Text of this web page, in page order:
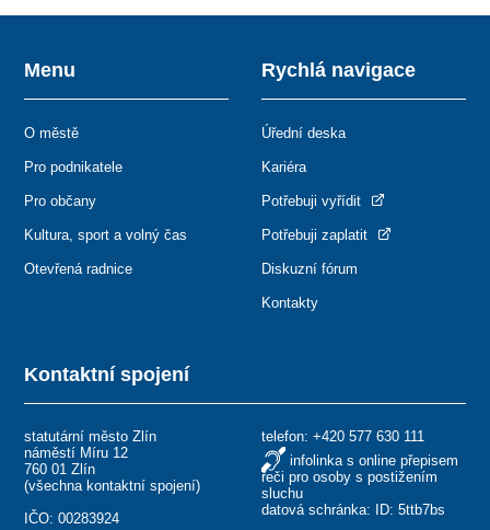
Kontaktní spojení
statutární město Zlín
náměstí Míru 12
760 01 Zlín
(všechna kontaktní spojení)
IČO: 00283924
telefon: +420 577 630 111
infolinka s online přepisem
řeči pro osoby s postižením
sluchu
datová schránka: ID: 5ttb7bs
Menu
O městě
Pro podnikatele
Pro občany
Kultura, sport a volný čas
Otevřená radnice
Rychlá navigace
Úřední deska
Kariéra
Potřebuji vyřídit
Potřebuji zaplatit
Diskuzní fórum
Kontakty